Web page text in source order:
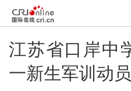
江苏省口岸中
一新生军训动